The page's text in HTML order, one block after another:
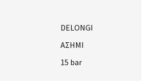
DELONGI
ΑΣΗΜΙ
15 bar